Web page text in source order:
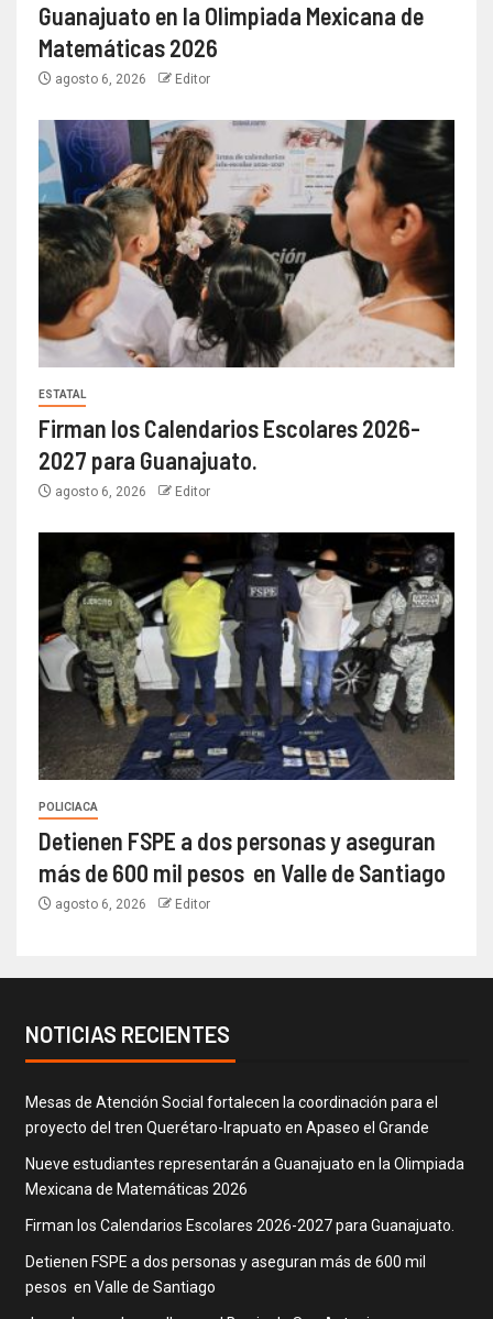
Guanajuato en la Olimpiada Mexicana de
Matemáticas 2026
agosto 6, 2026 Editor
ESTATAL
Firman los Calendarios Escolares 2026-
2027 para Guanajuato.
agosto 6, 2026 Editor
POLICIACA
Detienen FSPE a dos personas y aseguran
más de 600 mil pesos en Valle de Santiago
agosto 6, 2026 Editor
NOTICIAS RECIENTES
Mesas de Atención Social fortalecen la coordinación para el
proyecto del tren Querétaro-Irapuato en Apaseo el Grande
Nueve estudiantes representarán a Guanajuato en la Olimpiada
Mexicana de Matemáticas 2026
Firman los Calendarios Escolares 2026-2027 para Guanajuato.
Detienen FSPE a dos personas y aseguran más de 600 mil
pesos en Valle de Santiago